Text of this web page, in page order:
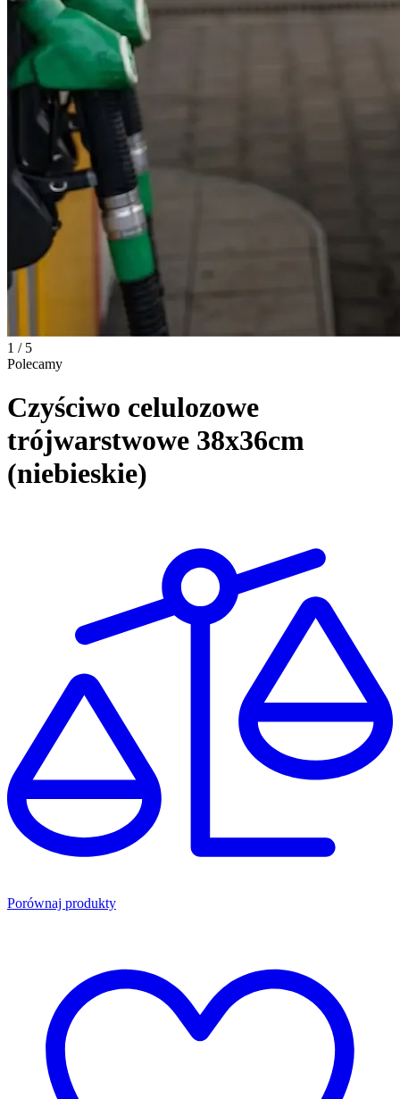
1 / 5
Polecamy
Czyściwo celulozowe
trójwarstwowe 38x36cm
(niebieskie)
Porównaj produkty